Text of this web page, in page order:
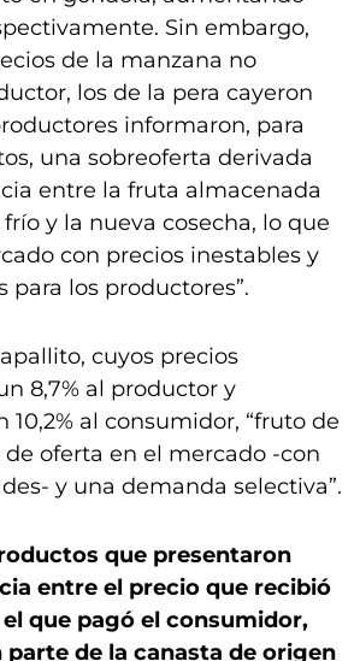
Sin embargo,
de la manzana no
los de la pera cayeron
informaron, para
una sobreoferta derivada
entre la fruta almacenada
y la nueva cosecha, lo que
con precios inestables y
para los productores”.
cuyos precios
8,7% al productor y
al consumidor, “fruto de
oferta en el mercado -con
y una demanda selectiva”.
que presentaron
entre el precio que recibió
que pagó el consumidor,
de la canasta de origen